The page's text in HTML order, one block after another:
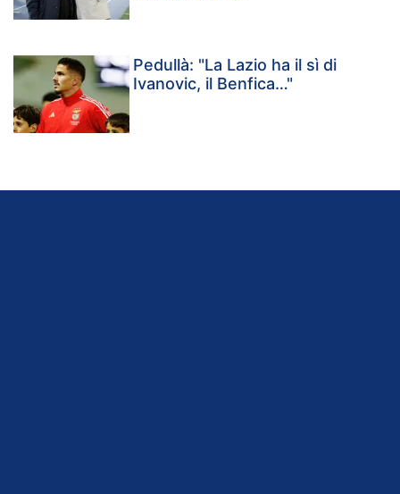
Pedullà: "La Lazio ha il sì di
Ivanovic, il Benfica…"